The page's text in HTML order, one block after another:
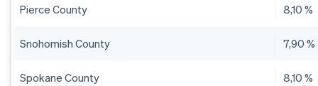
Pierce County 8,10 %
Snohomish County 7,90 %
Spokane County 8,10 %